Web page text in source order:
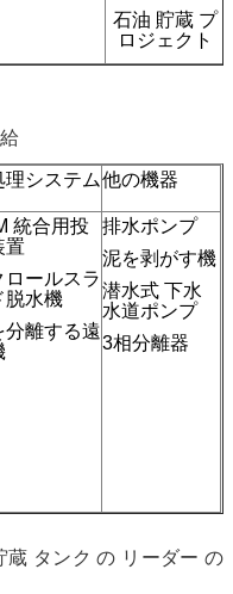
石油 貯蔵 プ
ロジェクト
理システム他の機器
統合用投
置
ロールスラ
脱水機
分離する遠
排水ポンプ
泥を剥がす機
潜水式 下水
水道ポンプ
3相分離器
蔵 タンク の リーダー の